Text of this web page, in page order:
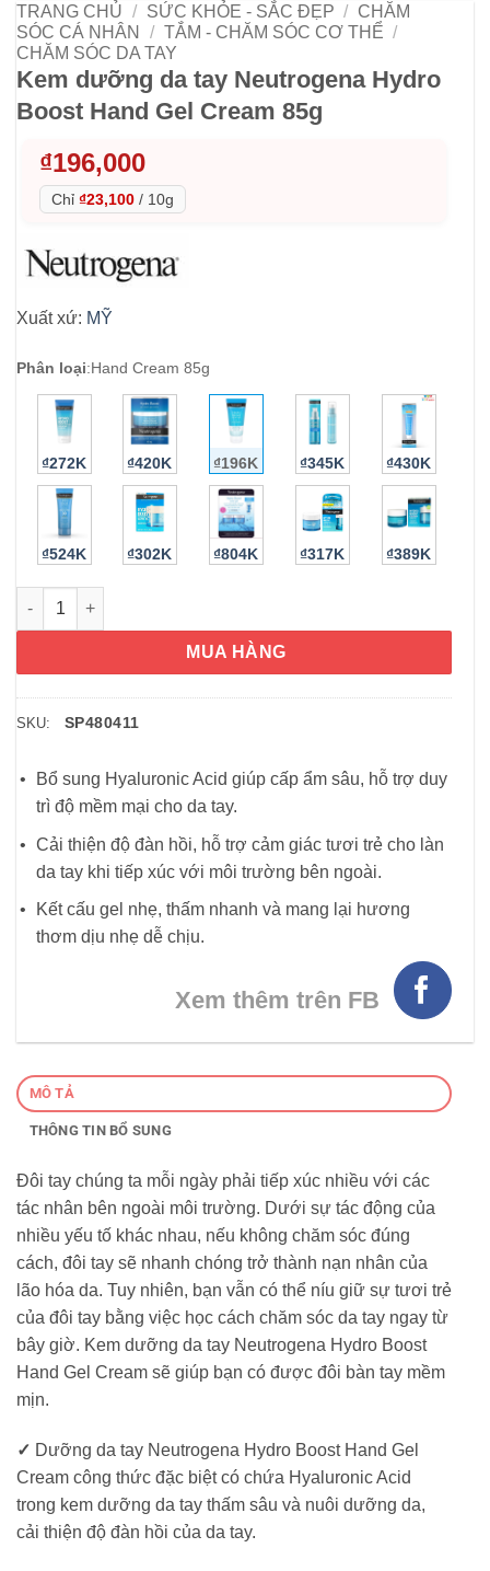
TRANG CHỦ / SỨC KHỎE - SẮC ĐẸP / CHĂM
SÓC CÁ NHÂN
/ TẮM - CHĂM SÓC CƠ THỂ /
CHĂM SÓC DA TAY
Kem dưỡng da tay Neutrogena Hydro
Boost Hand Gel Cream 85g
₫196,000
Chỉ ₫23,100 / 10g
Xuất xứ: MỸ
Phân loại:Hand Cream 85g
₫272K ₫420K ₫196K ₫345K ₫430K
₫524K ₫302K ₫804K ₫317K ₫389K
Kem dưỡng da tay Neutrogena Hydro Boost Hand Gel Cream
MUA HÀNG
SKU: SP480411
Bổ sung Hyaluronic Acid giúp cấp ẩm sâu, hỗ trợ duy
trì độ mềm mại cho da tay.
Cải thiện độ đàn hồi, hỗ trợ cảm giác tươi trẻ cho làn
da tay khi tiếp xúc với môi trường bên ngoài.
Kết cấu gel nhẹ, thấm nhanh và mang lại hương
thơm dịu nhẹ dễ chịu.
Xem thêm trên FB
MÔ TẢ
THÔNG TIN BỔ SUNG
Đôi tay chúng ta mỗi ngày phải tiếp xúc nhiều với các
tác nhân bên ngoài môi trường. Dưới sự tác động của
nhiều yếu tố khác nhau, nếu không chăm sóc đúng
cách, đôi tay sẽ nhanh chóng trở thành nạn nhân của
lão hóa da. Tuy nhiên, bạn vẫn có thể níu giữ sự tươi trẻ
của đôi tay bằng việc học cách chăm sóc da tay ngay từ
bây giờ. Kem dưỡng da tay Neutrogena Hydro Boost
Hand Gel Cream sẽ giúp bạn có được đôi bàn tay mềm
mịn.
✓ Dưỡng da tay Neutrogena Hydro Boost Hand Gel
Cream công thức đặc biệt có chứa Hyaluronic Acid
trong kem dưỡng da tay thấm sâu và nuôi dưỡng da,
cải thiện độ đàn hồi của da tay.